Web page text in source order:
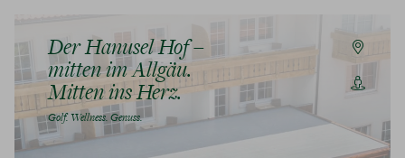
Der Hanusel Hof –
mitten im Allgäu.
Mitten ins Herz.
Golf. Wellness. Genuss.